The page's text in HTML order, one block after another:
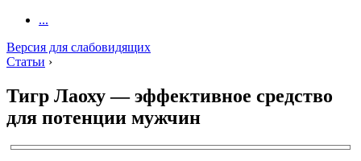
...
Версия для слабовидящих
Статьи ›
Тигр Лаоху — эффективное средство
для потенции мужчин